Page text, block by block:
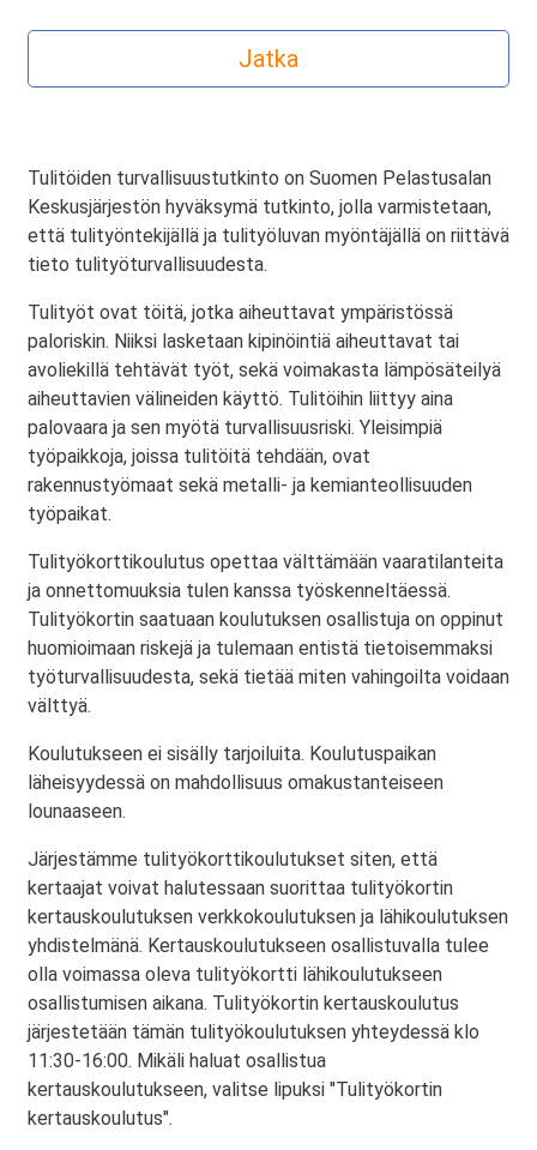
Tulitöiden turvallisuustutkinto on Suomen Pelastusalan
Keskusjärjestön hyväksymä tutkinto, jolla varmistetaan,
että tulityöntekijällä ja tulityöluvan myöntäjällä on riittävä
tieto tulityöturvallisuudesta.
Tulityöt ovat töitä, jotka aiheuttavat ympäristössä
paloriskin. Niiksi lasketaan kipinöintiä aiheuttavat tai
avoliekillä tehtävät työt, sekä voimakasta lämpösäteilyä
aiheuttavien välineiden käyttö. Tulitöihin liittyy aina
palovaara ja sen myötä turvallisuusriski. Yleisimpiä
työpaikkoja, joissa tulitöitä tehdään, ovat
rakennustyömaat sekä metalli- ja kemianteollisuuden
työpaikat.
Tulityökorttikoulutus opettaa välttämään vaaratilanteita
ja onnettomuuksia tulen kanssa työskenneltäessä.
Tulityökortin saatuaan koulutuksen osallistuja on oppinut
huomioimaan riskejä ja tulemaan entistä tietoisemmaksi
työturvallisuudesta, sekä tietää miten vahingoilta voidaan
välttyä.
Koulutukseen ei sisälly tarjoiluita. Koulutuspaikan
läheisyydessä on mahdollisuus omakustanteiseen
lounaaseen.
Järjestämme tulityökorttikoulutukset siten, että
kertaajat voivat halutessaan suorittaa tulityökortin
kertauskoulutuksen verkkokoulutuksen ja lähikoulutuksen
yhdistelmänä. Kertauskoulutukseen osallistuvalla tulee
olla voimassa oleva tulityökortti lähikoulutukseen
osallistumisen aikana. Tulityökortin kertauskoulutus
järjestetään tämän tulityökoulutuksen yhteydessä klo
11:30-16:00. Mikäli haluat osallistua
kertauskoulutukseen, valitse lipuksi "Tulityökortin
kertauskoulutus".